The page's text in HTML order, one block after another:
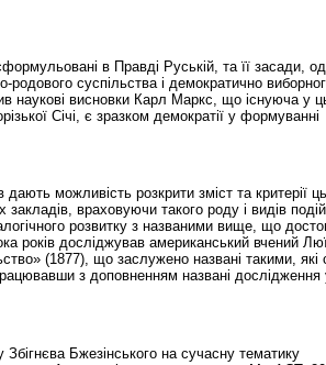
в Правді Руській, та її засади,
суспільства і демократично
наукові висновки Карл Маркс, що існуюча у
Січі, є зразком демократії у формуванні
можливість розкрити зміст та критерії
враховуючи такого роду і видів
розвитку з названими вище, що
років досліджував американський вчений
(1877), що заслужено названі такими, які
з доповненням названі дослідження
Бжезінського на сучасну тематику